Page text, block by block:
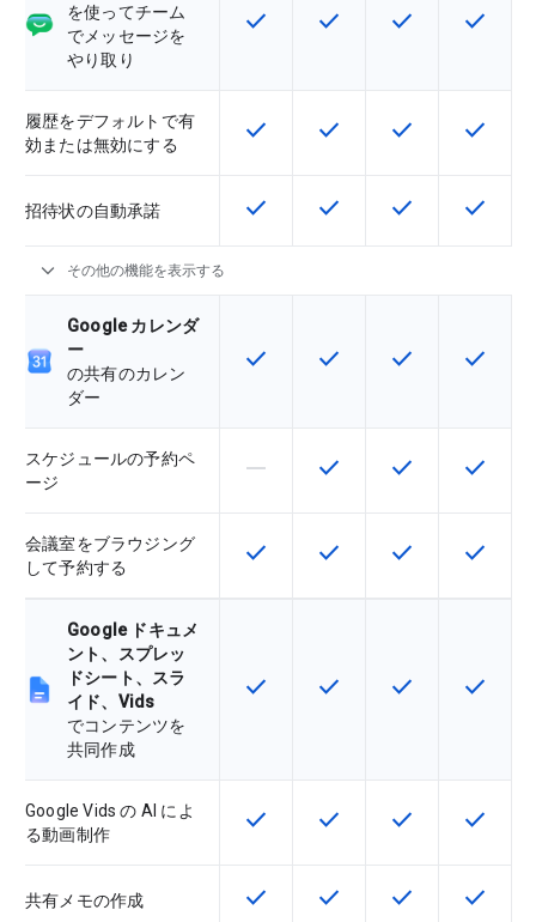
を使ってチーム
でメッセージを
やり取り
この機能は該当の SKU で利用で
check この機能は該当の SKU
check この機能は該当
check この機
check
履歴をデフォルトで有
効または無効にする
この機能は該当の SKU で利用で
check この機能は該当の SKU
check この機能は該当
check この機
check
招待状の自動承諾 この機能は該当の SKU で利用で
check この機能は該当の SKU
check この機能は該当
check この機
check
expand_more その他の機能を表示する
Google カレンダ
ー
の共有のカレン
ダー
この機能は該当の SKU で利用で
check この機能は該当の SKU
check この機能は該当
check この機
check
スケジュールの予約ペ
ージ
この機能は該当の SKU でサポー
horizontal_rule この機能は該当の SKU
check この機能は該当
check この機
check
会議室をブラウジング
して予約する
この機能は該当の SKU で利用で
check この機能は該当の SKU
check この機能は該当
check この機
check
Google ドキュメ
ント、スプレッ
ドシート、スラ
イド、Vids
でコンテンツを
共同作成
この機能は該当の SKU で利用で
check この機能は該当の SKU
check この機能は該当
check この機
check
Google Vids の AI によ
る動画制作
この機能は該当の SKU で利用で
check この機能は該当の SKU
check この機能は該当
check この機
check
共有メモの作成 この機能は該当の SKU で利用で
check この機能は該当の SKU
check この機能は該当
check この機
check